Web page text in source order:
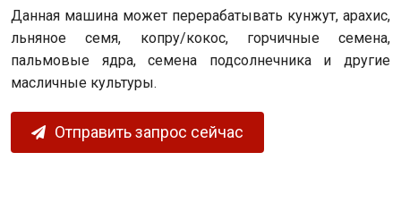
Данная машина может перерабатывать кунжут, арахис,
льняное семя, копру/кокос, горчичные семена,
пальмовые ядра, семена подсолнечника и другие
масличные культуры.
Отправить запрос сейчас